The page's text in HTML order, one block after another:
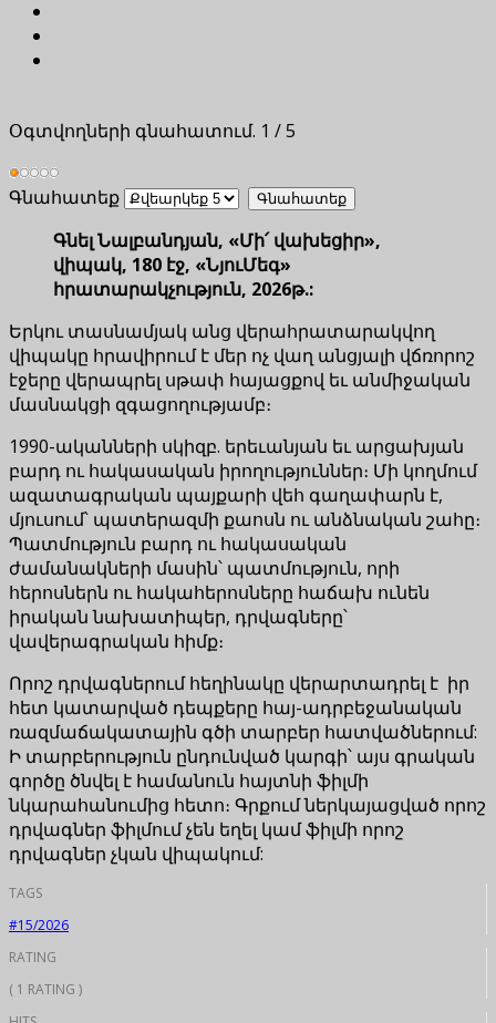
Օգտվողների գնահատում. 1 /5
Գնահատեք
Գնել Նալբանդյան, «Մի՛ վախեցիր»,
վիպակ, 180 էջ, «ՆյուՄեգ»
հրատարակչություն, 2026թ.:
Երկու տասնամյակ անց վերահրատարակվող
վիպակը հրավիրում է մեր ոչ վաղ անցյալի վճռորոշ
էջերը վերապրել սթափ հայացքով եւ անմիջական
մասնակցի զգացողությամբ։
1990-ականների սկիզբ. երեւանյան եւ արցախյան
բարդ ու հակասական իրողություններ։ Մի կողմում
ազատագրական պայքարի վեհ գաղափարն է,
մյուսում՝ պատերազմի քաոսն ու անձնական շահը։
Պատմություն բարդ ու հակասական
ժամանակների մասին՝ պատմություն, որի
հերոսներն ու հակահերոսները հաճախ ունեն
իրական նախատիպեր, դրվագները՝
վավերագրական հիմք։
Որոշ դրվագներում հեղինակը վերարտադրել է իր
հետ կատարված դեպքերը հայ-ադրբեջանական
ռազմաճակատային գծի տարբեր հատվածներում:
Ի տարբերություն ընդունված կարգի՝ այս գրական
գործը ծնվել է համանուն հայտնի ֆիլմի
նկարահանումից հետո։ Գրքում ներկայացված որոշ
դրվագներ ֆիլմում չեն եղել կամ ֆիլմի որոշ
դրվագներ չկան վիպակում:
TAGS
#15/2026
RATING
( 1 RATING )